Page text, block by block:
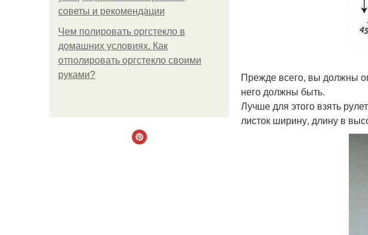
советы и рекомендации
Чем полировать оргстекло в
домашних условиях. Как
отполировать оргстекло своими
руками?
Прежде всего, вы должны
него должны быть.
Лучше для этого взять
листок ширину, длину в